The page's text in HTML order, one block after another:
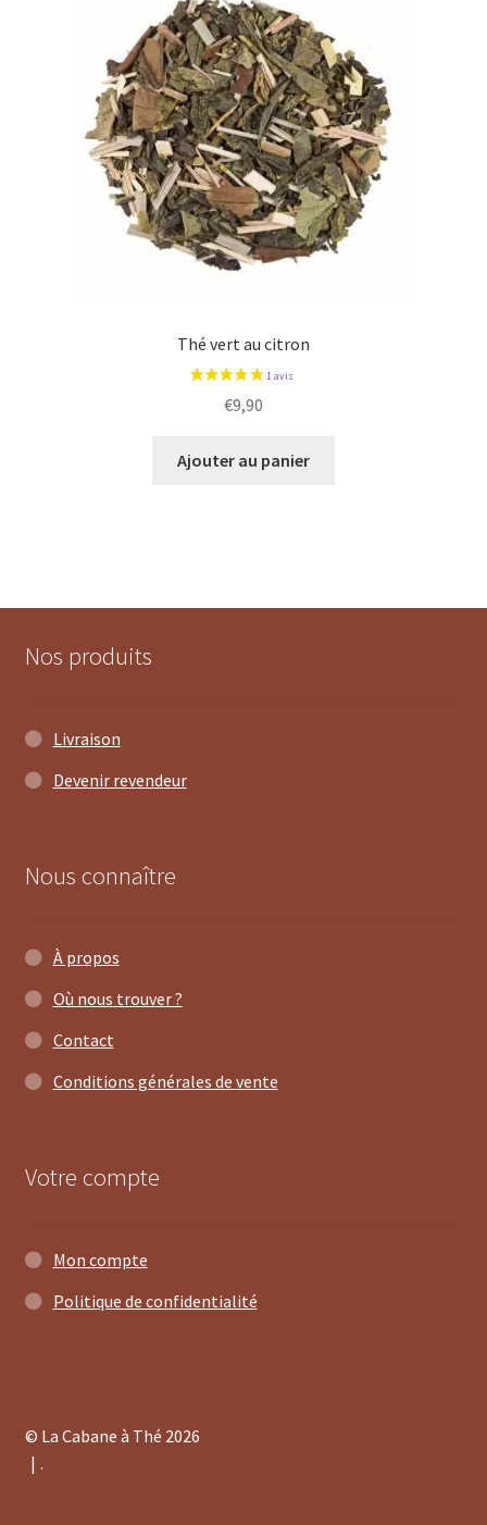
Thé vert au citron
€9,90
Ajouter au panier
Nos produits
Livraison
Devenir revendeur
Nous connaître
À propos
Où nous trouver ?
Contact
Conditions générales de vente
Votre compte
Mon compte
Politique de confidentialité
© La Cabane à Thé 2026
.